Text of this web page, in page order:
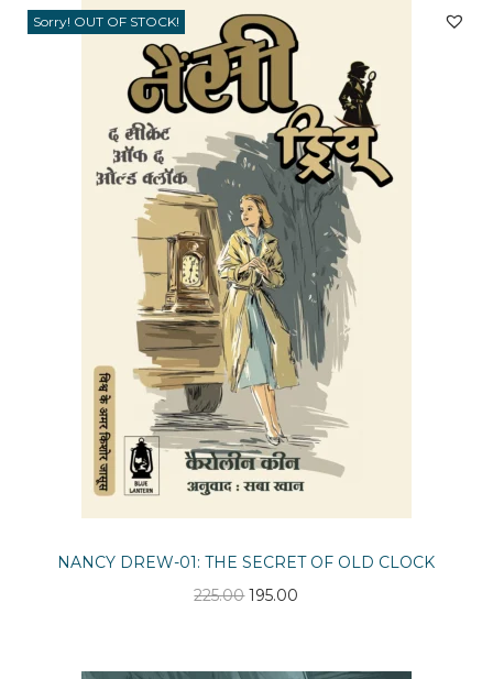
Sorry! OUT OF STOCK!
NANCY DREW-01: THE SECRET OF OLD CLOCK
225.00O
195.00